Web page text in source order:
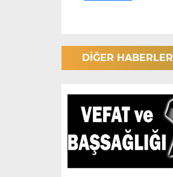
DİĞER HABERLER